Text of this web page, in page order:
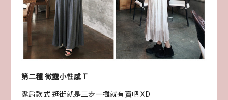
第二種 微露小性感 T
露肩款式 逛街就是三步一攤就有賣吧 XD